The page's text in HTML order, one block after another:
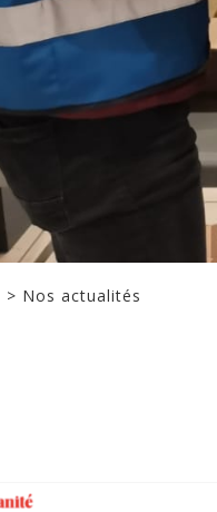
> Nos actualités